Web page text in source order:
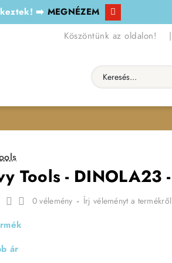
➡️ MEGNÉZEM
Köszöntünk az oldalon! |
Keresés...
Tools -
ár
0 vélemény - Írj véleményt a